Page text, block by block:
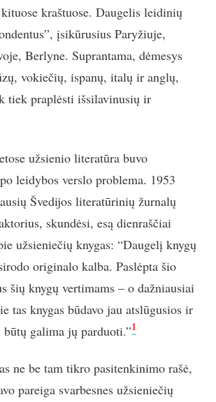
kraštuose. Daugelis leidinių
įsikūrusius Paryžiuje,
Berlyne. Suprantama, dėmesys
vokiečių, ispanų, italų ir anglų,
tiek praplėsti išsilavinusių ir
užsienio literatūra buvo
leidybos verslo problema. 1953
Švedijos literatūrinių žurnalų
skundėsi, esą dienraščiai
užsieniečių knygas: “Daugelį knygų
originalo kalba. Paslėpta šio
šių knygų vertimams – o dažniausiai
tas knygas būdavo jau atslūgusios ir
galima jų parduoti.”1
ne be tam tikro pasitenkinimo rašė,
pareiga svarbesnes užsieniečių